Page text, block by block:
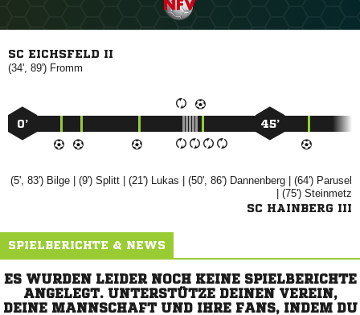
SC EICHSFELD II
(34', 89') 
0’ 45’
(5', 83')  | (9')  | (21')  | (50', 86')  | (64') 
| (75') 
SC HAINBERG III
SPIELBERICHTE & NEWS
ES WURDEN LEIDER NOCH KEINE SPIELBERICHTE
ANGELEGT. UNTERSTÜTZE DEINEN VEREIN,
DEINE MANNSCHAFT UND IHRE FANS, INDEM DU